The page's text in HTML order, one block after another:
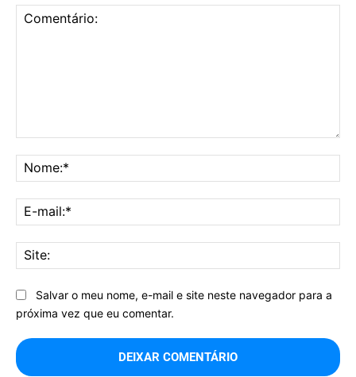
Salvar o meu nome, e-mail e site neste navegador para a
próxima vez que eu comentar.